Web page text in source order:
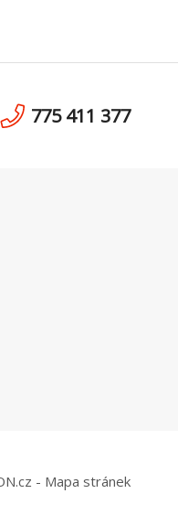
775 411 377
- Mapa stránek